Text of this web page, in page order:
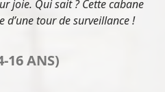
joie. Qui sait ? Cette cabane
tour de surveillance !
16 ANS)